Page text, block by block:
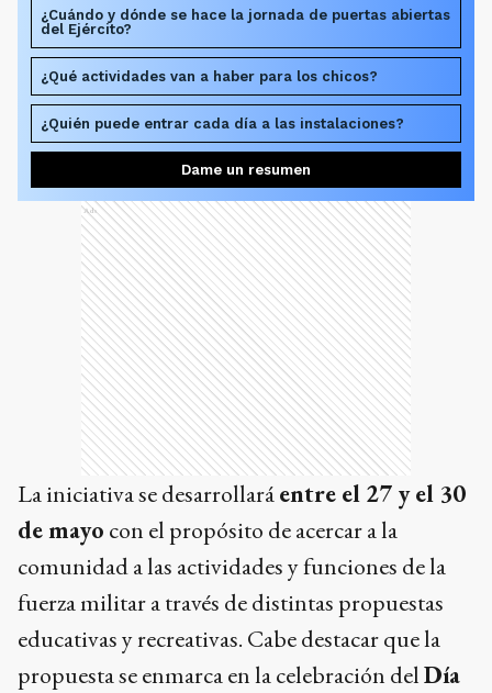
¿Cuándo y dónde se hace la jornada de puertas abiertas
del Ejército?
¿Qué actividades van a haber para los chicos?
¿Quién puede entrar cada día a las instalaciones?
Dame un resumen
Ads
La iniciativa se desarrollaráentre el 27 y el 30
de mayo con el propósito de acercar a la
comunidad a las actividades y funciones de la
fuerza militar a través de distintas propuestas
educativas y recreativas. Cabe destacar que la
propuesta se enmarca en la celebración delDía